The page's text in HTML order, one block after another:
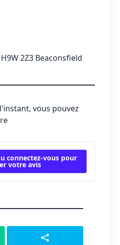
2Z3 Beaconsfield
vous pouvez
connectez-vous pour
votre avis